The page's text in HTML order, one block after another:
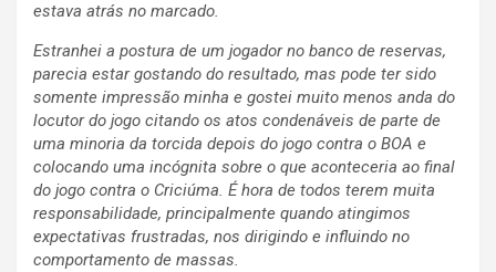
estava atrás no marcado.
Estranhei a postura de um jogador no banco de reservas,
parecia estar gostando do resultado, mas pode ter sido
somente impressão minha e gostei muito menos anda do
locutor do jogo citando os atos condenáveis de parte de
uma minoria da torcida depois do jogo contra o BOA e
colocando uma incógnita sobre o que aconteceria ao final
do jogo contra o Criciúma. É hora de todos terem muita
responsabilidade, principalmente quando atingimos
expectativas frustradas, nos dirigindo e influindo no
comportamento de massas.